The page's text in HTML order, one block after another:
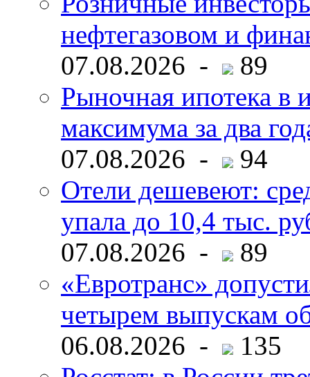
нефтегазовом и
07.08.2026 -
89
Рыночная ипотека в
максимума за два
07.08.2026 -
94
Отели дешевеют:
упала до 10,4 тыс.
07.08.2026 -
89
«Евротранс»
четырем выпускам
06.08.2026 -
135